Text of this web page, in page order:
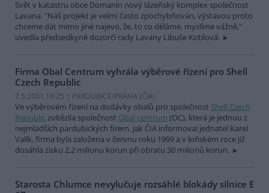
Svět v katastru obce Domanín nový lázeňský komplex společnost
Lavana. "Náš projekt je velmi často zpochybňován, výstavou proto
chceme dát mimo jiné najevo, že, to co děláme, myslíme vážně,"
uvedla předsedkyně dozorčí rady Lavany Libuše Kotilová.
Firma Obal Centrum vyhrála výběrové řízení pro Shell
Czech Republic
7.5.2001 16:25 | PARDUBICE/PRAHA (ČIA)
Ve výběrovém řízení na dodávky obalů pro společnost Shell Czech
Republiczvítězila společnost Obal centrum (OC), která je jednou z
nejmladších pardubických firem. Jak ČIA informoval jednatel Karel
Valík, firma byla založena v červnu roku 1999 a v loňském roce již
dosáhla zisku 2,2 milionu korun při obratu 30 milionů korun.
Starosta Chlumce nevylučuje rozsáhlé blokády silnice E